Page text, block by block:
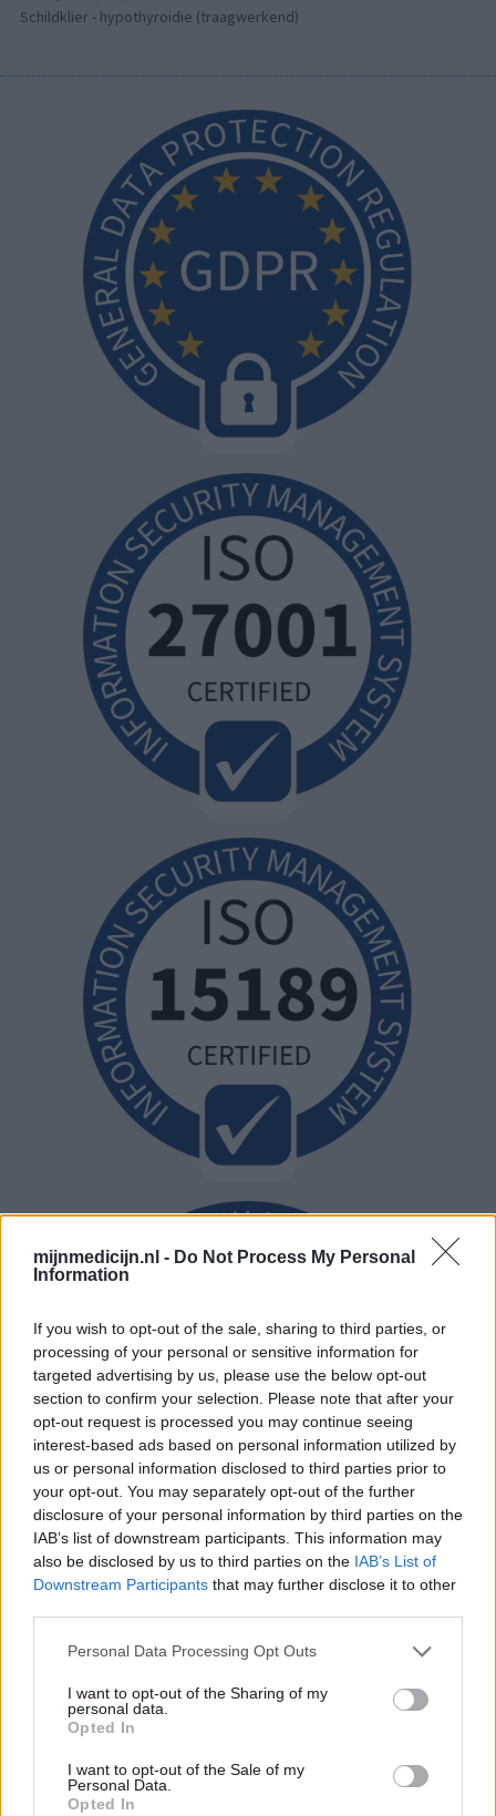
mijnmedicijn.nl - Do Not Process My Personal
Information
If you wish to opt-out of the sale, sharing to third parties, or
processing of your personal or sensitive information for
targeted advertising by us, please use the below opt-out
section to confirm your selection. Please note that after your
opt-out request is processed you may continue seeing
interest-based ads based on personal information utilized by
us or personal information disclosed to third parties prior to
your opt-out. You may separately opt-out of the further
disclosure of your personal information by third parties on the
IAB’s list of downstream participants. This information may
also be disclosed by us to third parties on the IAB’s List of
Downstream Participants that may further disclose it to other
Personal Data Processing Opt Outs
I want to opt-out of the Sharing of my
personal data.
Opted In
I want to opt-out of the Sale of my
Personal Data.
Opted In
Schildklier - hypothyroidie (traagwerkend)